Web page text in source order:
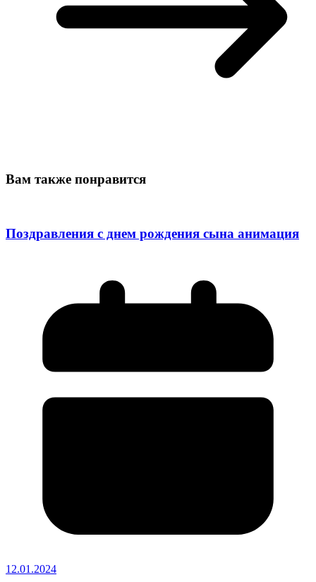
Вам также понравится
Поздравления с днем рождения сына анимация
12.01.2024